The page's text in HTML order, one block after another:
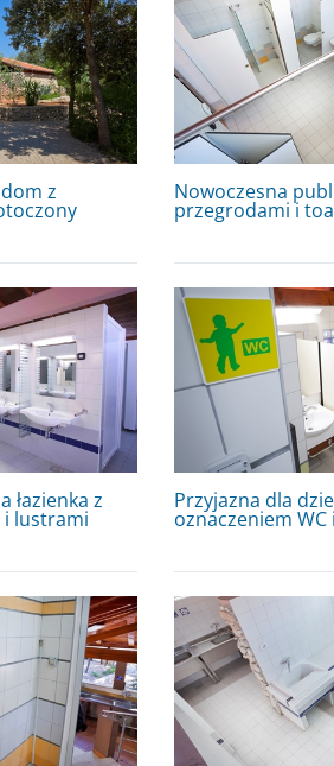
z Nowoczesna
przegrodami i
łazienka z
i lustrami
Przyjazna dla
oznaczeniem